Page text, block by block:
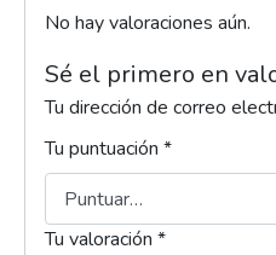
No hay valoraciones aún.
Sé el primero en
Tu dirección de correo
Tu puntuación *
Tu valoración *